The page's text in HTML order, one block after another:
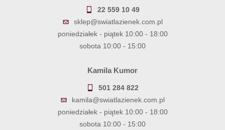
22 559 10 49
sklep@swiatlazienek.com.pl
poniedziałek - piątek 10:00 - 18:00
sobota 10:00 - 15:00
Kamila Kumor
501 284 822
kamila@swiatlazienek.com.pl
poniedziałek - piątek 10:00 - 18:00
sobota 10:00 - 15:00